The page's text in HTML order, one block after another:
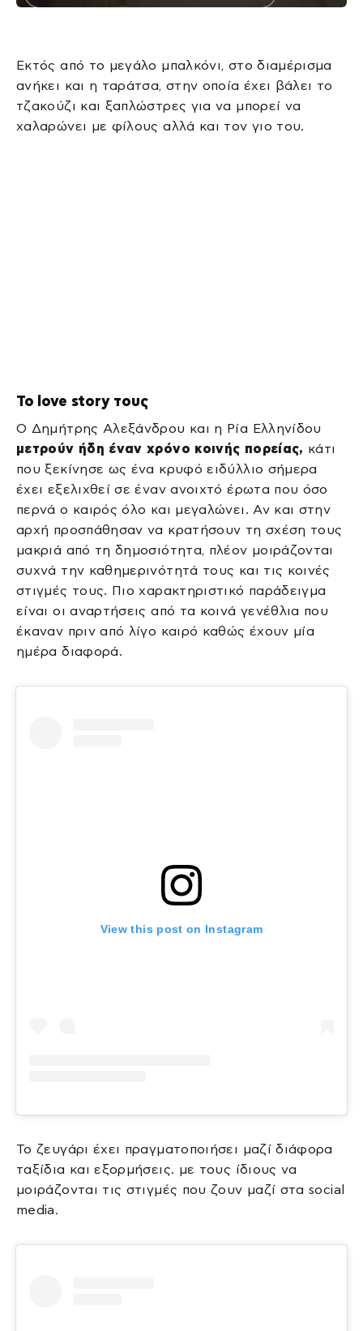
Εκτός από το μεγάλο μπαλκόνι, στο διαμέρισμα
ανήκει και η ταράτσα, στην οποία έχει βάλει το
τζακούζι και ξαπλώστρες για να μπορεί να
χαλαρώνει με φίλους αλλά και τον γιο του.
Το love story τους
O Δημήτρης Αλεξάνδρου και η Ρία Ελληνίδου
μετρούν ήδη έναν χρόνο κοινής πορείας, κάτι
που ξεκίνησε ως ένα κρυφό ειδύλλιο σήμερα
έχει εξελιχθεί σε έναν ανοιχτό έρωτα που όσο
περνά ο καιρός όλο και μεγαλώνει. Αν και στην
αρχή προσπάθησαν να κρατήσουν τη σχέση τους
μακριά από τη δημοσιότητα, πλέον μοιράζονται
συχνά την καθημερινότητά τους και τις κοινές
στιγμές τους. Πιο χαρακτηριστικό παράδειγμα
είναι οι αναρτήσεις από τα κοινά γενέθλια που
έκαναν πριν από λίγο καιρό καθώς έχουν μία
ημέρα διαφορά.
View this post on Instagram
Το ζευγάρι έχει πραγματοποιήσει μαζί διάφορα
ταξίδια και εξορμήσεις. με τους ίδιους να
μοιράζονται τις στιγμές που ζουν μαζί στα social
media.